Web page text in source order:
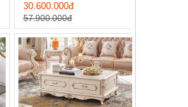
30.600.000đ
57.900.000đ